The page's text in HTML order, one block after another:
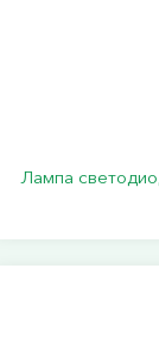
Лампа